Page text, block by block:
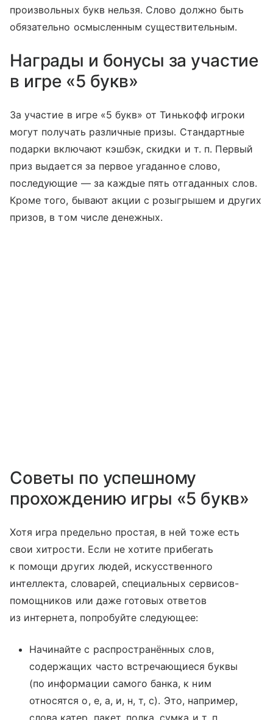
произвольных букв нельзя. Слово должно быть
обязательно осмысленным существительным.
Награды и бонусы за участие
в игре «5 букв»
За участие в игре «5 букв» от Тинькофф игроки
могут получать различные призы. Стандартные
подарки включают кэшбэк, скидки и т. п. Первый
приз выдается за первое угаданное слово,
последующие — за каждые пять отгаданных слов.
Кроме того, бывают акции с розыгрышем и других
призов, в том числе денежных.
Советы по успешному
прохождению игры «5 букв»
Хотя игра предельно простая, в ней тоже есть
свои хитрости. Если не хотите прибегать
к помощи других людей, искусственного
интеллекта, словарей, специальных сервисов-
помощников или даже готовых ответов
из интернета, попробуйте следующее:
Начинайте с распространённых слов,
содержащих часто встречающиеся буквы
(по информации самого банка, к ним
относятся о, е, а, и, н, т, с). Это, например,